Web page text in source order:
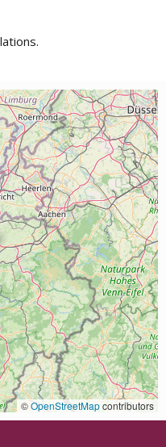
©OpenStreetMapcontributors